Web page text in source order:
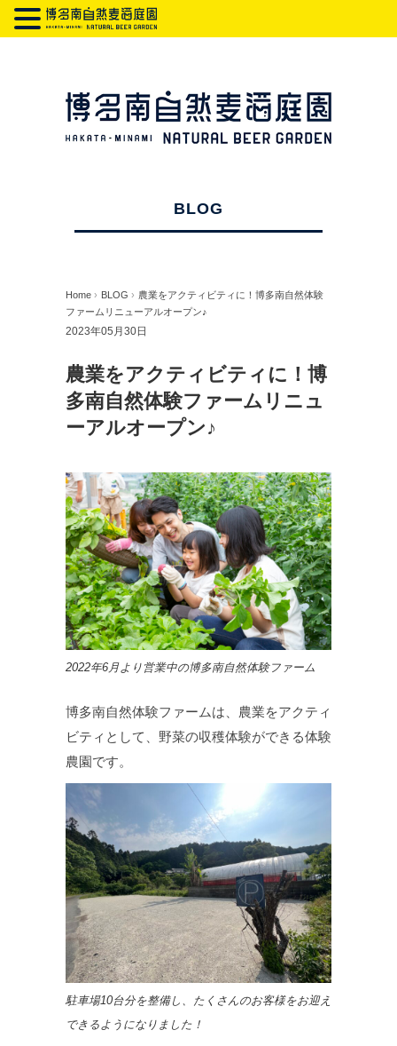
BLOG
Home › BLOG › 農業をアクティビティに！博多南自然体験
ファームリニューアルオープン♪
2023年05月30日
農業をアクティビティに！博
多南自然体験ファームリニュ
ーアルオープン♪
2022年6月より営業中の博多南自然体験ファーム
博多南自然体験ファームは、農業をアクティ
ビティとして、野菜の収穫体験ができる体験
農園です。
駐車場10台分を整備し、たくさんのお客様をお迎え
できるようになりました！